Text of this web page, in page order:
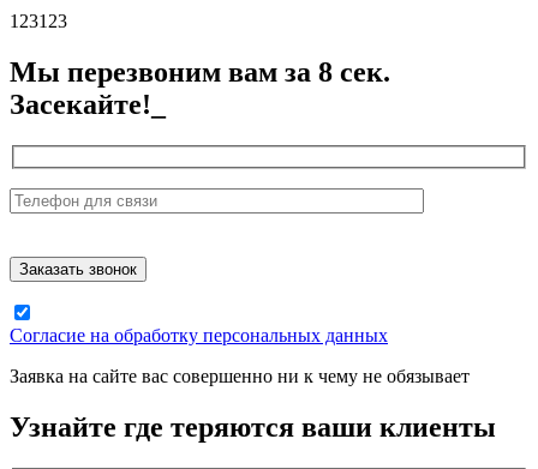
123123
Мы перезвоним вам за 8 сек.
Засекайте!_
Согласие на обработку персональных данных
Заявка на сайте вас совершенно ни к чему не обязывает
Узнайте где теряются ваши клиенты